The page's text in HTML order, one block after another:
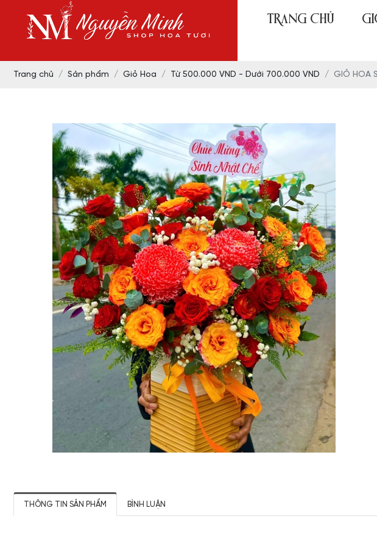
TRANG CHỦ
Trang chủ Sản phẩm Giỏ Hoa Từ 500.000 VND - Dưới 700.000 VND GIỎ HOA
THÔNG TIN SẢN PHẨM BÌNH LUẬN